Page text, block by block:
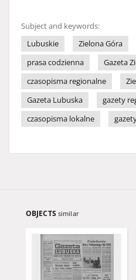
Subject and keywords:
Lubuskie
Zielona Góra
prasa codzienna
Gazeta
czasopisma regionalne
Gazeta Lubuska
gazety
czasopisma lokalne
OBJECTS similar